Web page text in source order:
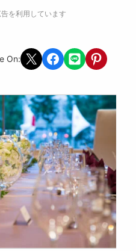
を利用しています
On: Share on X Share on Facebook
Share on LINEShare on